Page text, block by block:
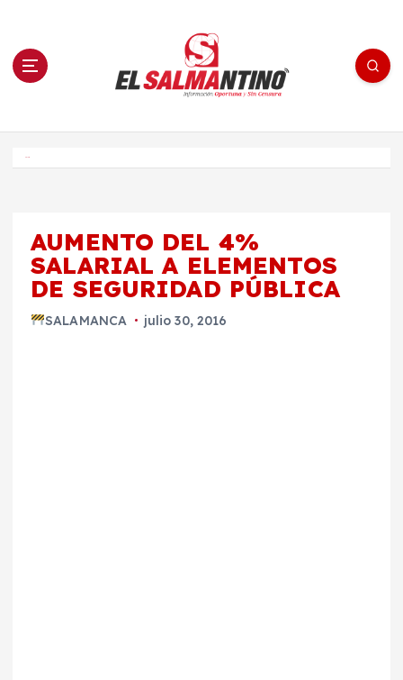
n El Salmantino - medios/noticias/editorial
AUMENTO DEL 4%
SALARIAL A ELEMENTOS
DE SEGURIDAD PÚBLICA
SALAMANCA julio 30, 2016